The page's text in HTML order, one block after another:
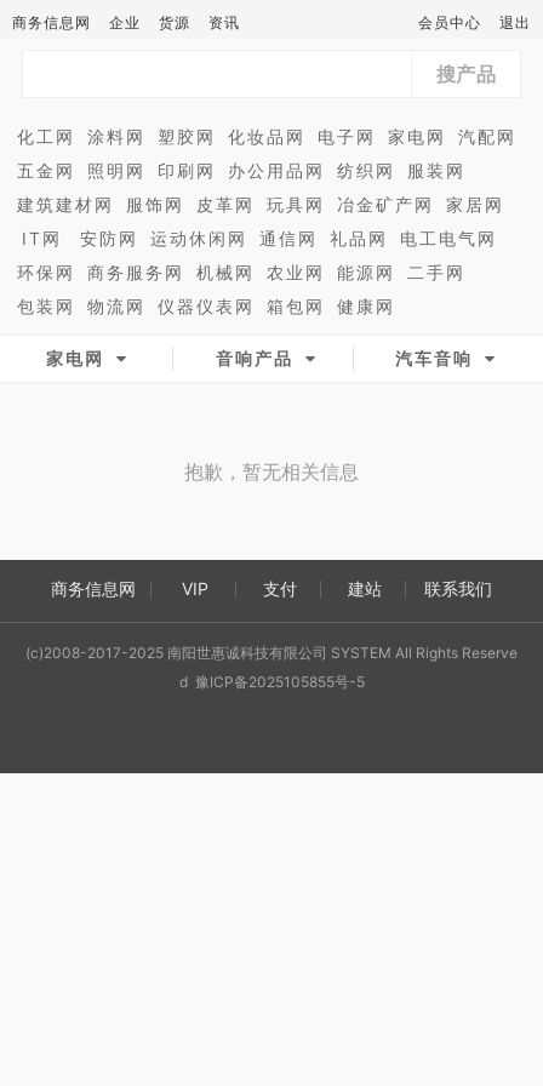
商务信息网 企业 货源 资讯 会员中心 退出
搜产品
化工网 涂料网 塑胶网 化妆品网 电子网 家电网
汽配网
五金网
照明网 印刷网 办公用品网 纺织网
服装网
建筑建材网
服饰网 皮革网 玩具网 冶金矿产网
家居网
IT网
安防网 运动休闲网 通信网 礼品网
电工电气网
环保网
商务服务网 机械网 农业网 能源网
二手网
包装网
物流网 仪器仪表网 箱包网 健康网
家电网 音响产品 汽车音响
抱歉，暂无相关信息
商务信息网 VIP 支付 建站 联系我们
(c)2008-2017-2025 南阳世惠诚科技有限公司 SYSTEM All Rights Reserve
d 豫ICP备2025105855号-5